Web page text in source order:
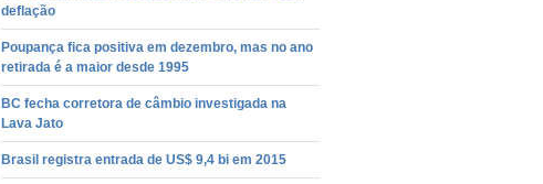
deflação
Poupança fica positiva em dezembro, mas no ano
retirada é a maior desde 1995
BC fecha corretora de câmbio investigada na
Lava Jato
Brasil registra entrada de US$ 9,4 bi em 2015